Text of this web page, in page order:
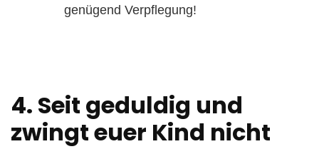
genügend Verpflegung!
4. Seit geduldig und
zwingt euer Kind nicht